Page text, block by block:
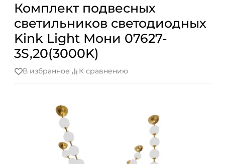
Комплект подвесных
светильников светодиодных
Kink Light Мони 07627-
3S,20(3000K)
В избранное К сравнению